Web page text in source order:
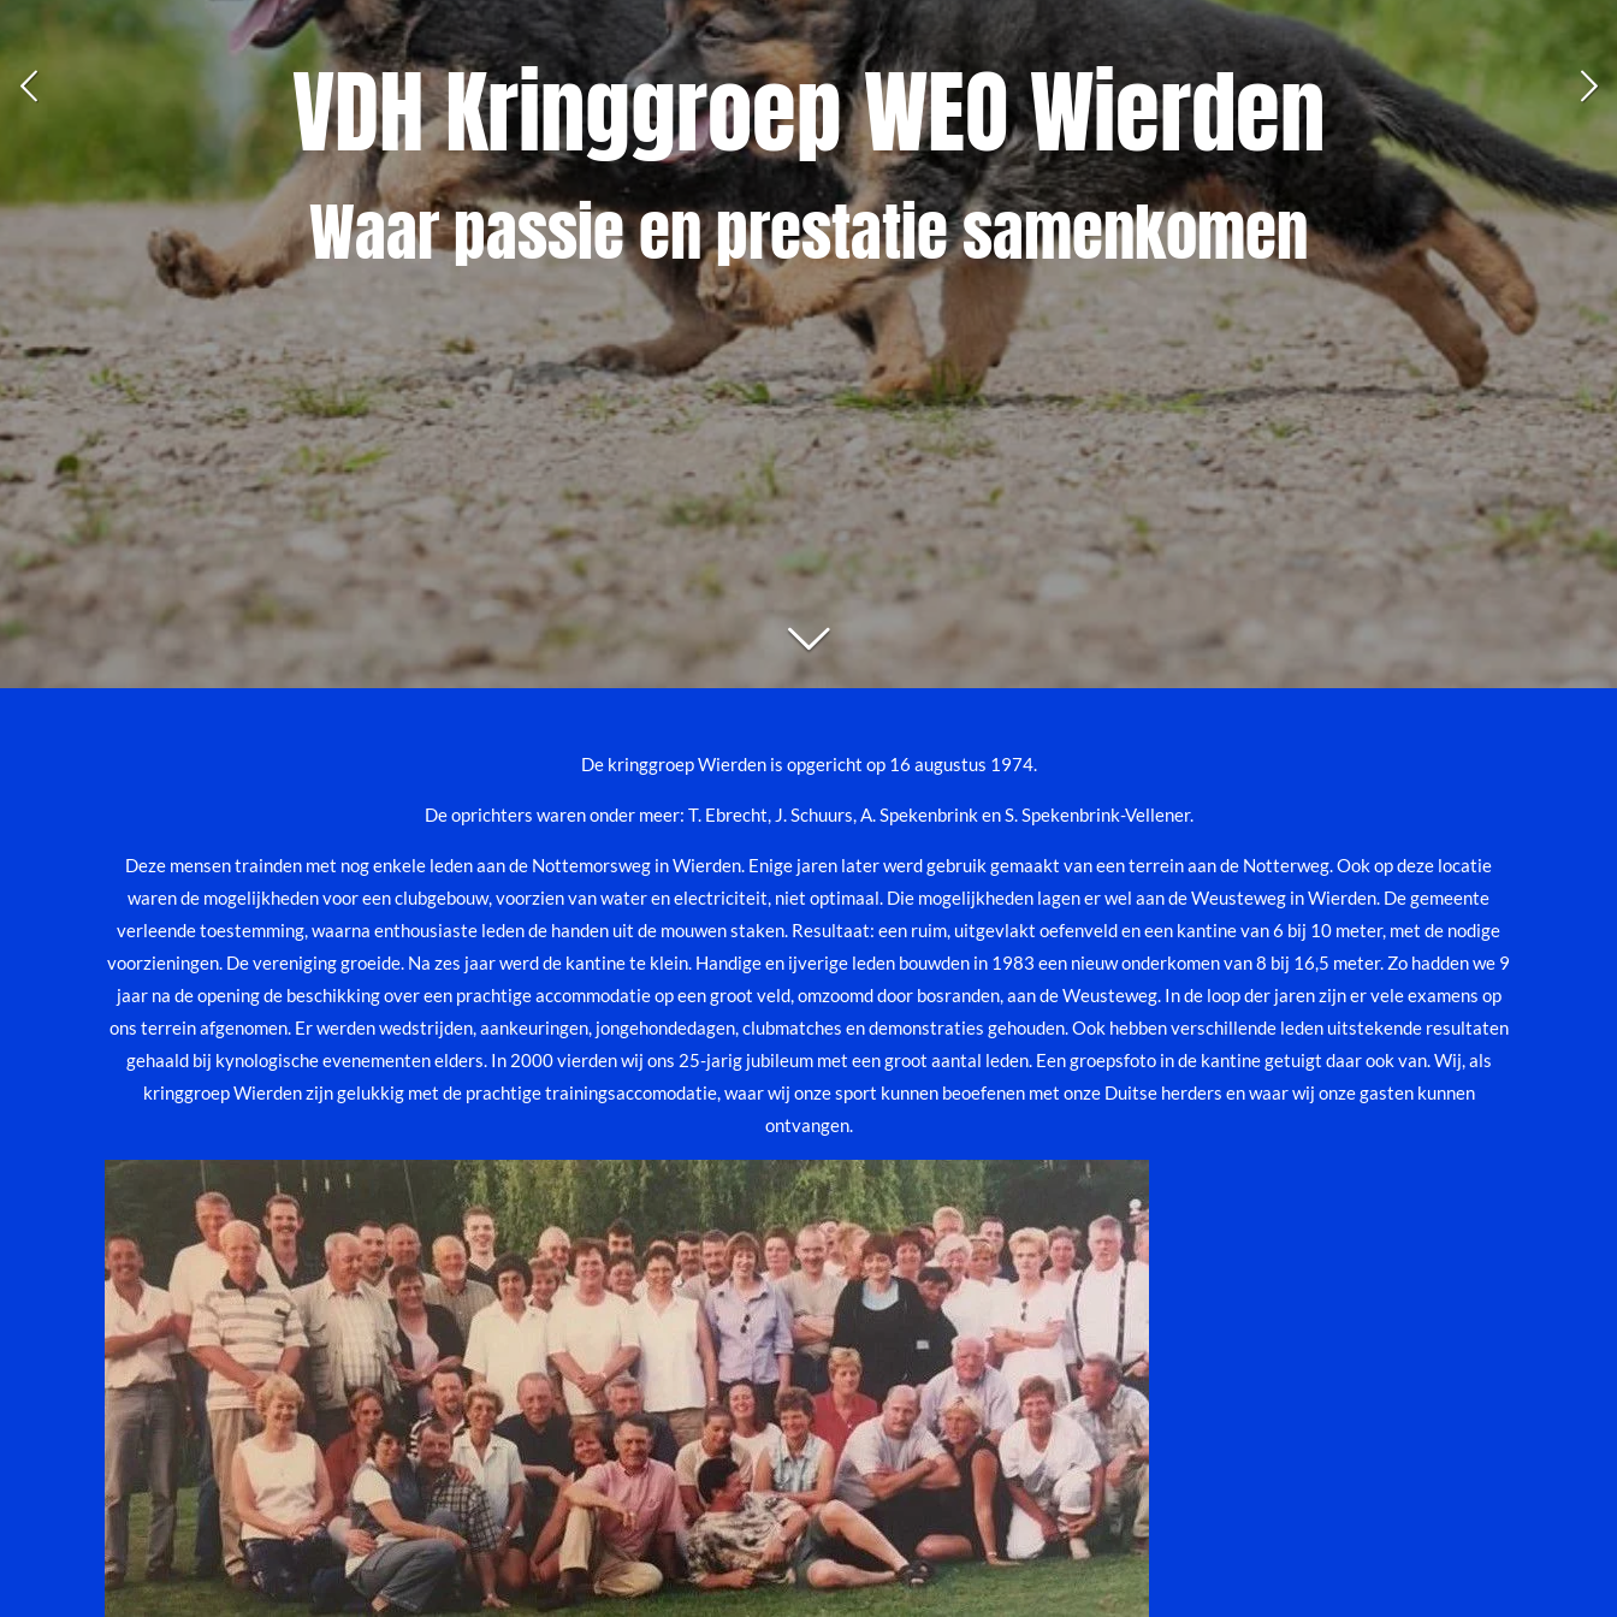
VDH Kringgroep WEO Wierden
Waar passie en prestatie samenkomen
De kringgroep Wierden is opgericht op 16 augustus 1974.
De oprichters waren onder meer: T. Ebrecht, J. Schuurs, A. Spekenbrink en S. Spekenbrink-Vellener.
Deze mensen trainden met nog enkele leden aan de Nottemorsweg in Wierden. Enige jaren later werd gebruik gemaakt van een terrein aan de Notterweg. Ook op deze locatie
waren de mogelijkheden voor een clubgebouw, voorzien van water en electriciteit, niet optimaal. Die mogelijkheden lagen er wel aan de Weusteweg in Wierden. De gemeente
verleende toestemming, waarna enthousiaste leden de handen uit de mouwen staken. Resultaat: een ruim, uitgevlakt oefenveld en een kantine van 6 bij 10 meter, met de nodige
voorzieningen. De vereniging groeide. Na zes jaar werd de kantine te klein. Handige en ijverige leden bouwden in 1983 een nieuw onderkomen van 8 bij 16,5 meter. Zo hadden we 9
jaar na de opening de beschikking over een prachtige accommodatie op een groot veld, omzoomd door bosranden, aan de Weusteweg. In de loop der jaren zijn er vele examens op
ons terrein afgenomen. Er werden wedstrijden, aankeuringen, jongehondedagen, clubmatches en demonstraties gehouden. Ook hebben verschillende leden uitstekende resultaten
gehaald bij kynologische evenementen elders. In 2000 vierden wij ons 25-jarig jubileum met een groot aantal leden. Een groepsfoto in de kantine getuigt daar ook van. Wij, als
kringgroep Wierden zijn gelukkig met de prachtige trainingsaccomodatie, waar wij onze sport kunnen beoefenen met onze Duitse herders en waar wij onze gasten kunnen
ontvangen.